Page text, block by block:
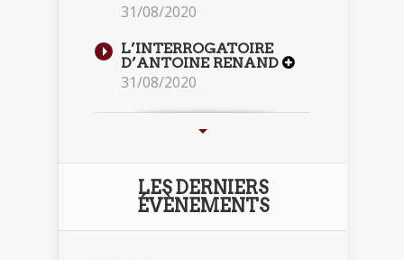
31/08/2020
L’INTERROGATOIRE
D’ANTOINE RENAND
31/08/2020
LES DERNIERS
ÉVÈNEMENTS